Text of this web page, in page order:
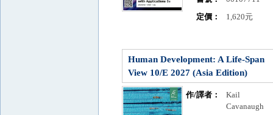
定價：
1,620元
Human Development: A Life-Span
View 10/E 2027 (Asia Edition)
作/譯者：
Kail
Cavanaugh